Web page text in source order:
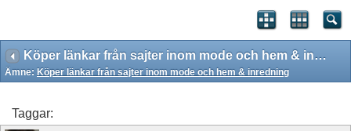
Köper länkar från sajter inom mode och hem & inredning
Ämne: Köper länkar från sajter inom mode och hem & inredning
Taggar: